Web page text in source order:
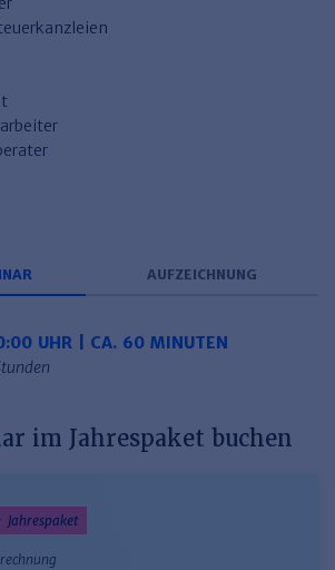
AUFZEICHNUNG
UHR | CA. 60 MINUTEN
im Jahrespaket buchen
Jahrespaket